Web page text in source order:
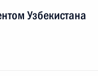
Узбекистана